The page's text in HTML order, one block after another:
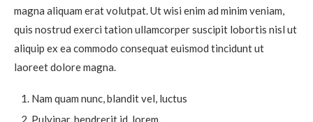
magna aliquam erat volutpat. Ut wisi enim ad minim veniam,
quis nostrud exerci tation ullamcorper suscipit lobortis nisl ut
aliquip ex ea commodo consequat euismod tincidunt ut
laoreet dolore magna.
Nam quam nunc, blandit vel, luctus